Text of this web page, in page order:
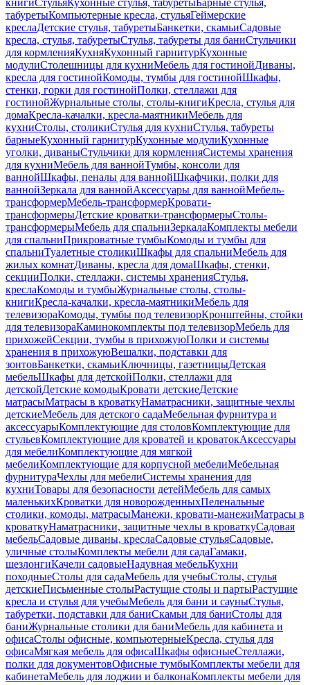
книгиСтульяКухонные стулья, табуретыБарные стулья,
табуретыКомпьютерные кресла, стульяГеймерские
креслаДетские стулья, табуретыБанкетки, скамьиСадовые
кресла, стулья, табуретыСтулья, табуреты для баниСтульчики
для кормленияКухняКухонный гарнитурКухонные
модулиСтолешницы для кухниМебель для гостинойДиваны,
кресла для гостинойКомоды, тумбы для гостинойШкафы,
стенки, горки для гостинойПолки, стеллажи для
гостинойЖурнальные столы, столы-книгиКресла, стулья для
домаКресла-качалки, кресла-маятникиМебель для
кухниСтолы, столикиСтулья для кухниСтулья, табуреты
барныеКухонный гарнитурКухонные модулиКухонные
уголки, диваныСтульчики для кормленияСистемы хранения
для кухниМебель для ваннойТумбы, консоли для
ваннойШкафы, пеналы для ваннойШкафчики, полки для
ваннойЗеркала для ваннойАксессуары для ваннойМебель-
трансформерМебель-трансформерКровати-
трансформерыДетские кроватки-трансформерыСтолы-
трансформерыМебель для спальниЗеркалаКомплекты мебели
для спальниПрикроватные тумбыКомоды и тумбы для
спальниТуалетные столикиШкафы для спальниМебель для
жилых комнатДиваны, кресла для домаШкафы, стенки,
секцииПолки, стеллажи, системы храненияСтулья,
креслаКомоды и тумбыЖурнальные столы, столы-
книгиКресла-качалки, кресла-маятникиМебель для
телевизораКомоды, тумбы под телевизорКронштейны, стойки
для телевизораКаминокомплекты под телевизорМебель для
прихожейСекции, тумбы в прихожуюПолки и системы
хранения в прихожуюВешалки, подставки для
зонтовБанкетки, скамьиКлючницы, газетницыДетская
мебельШкафы для детскойПолки, стеллажи для
детскойДетские комодыКровати детскиеДетские
матрасыМатрасы в кроваткуНаматрасники, защитные чехлы
детскиеМебель для детского садаМебельная фурнитура и
аксессуарыКомплектующие для столовКомплектующие для
стульевКомплектующие для кроватей и кроватокАксессуары
для мебелиКомплектующие для мягкой
мебелиКомплектующие для корпусной мебелиМебельная
фурнитураЧехлы для мебелиСистемы хранения для
кухниТовары для безопасности детейМебель для самых
маленькихКроватки для новорожденныхПеленальные
столики, комоды, матрасыМанежи, кровати-манежиМатрасы в
кроваткуНаматрасники, защитные чехлы в кроваткуСадовая
мебельСадовые диваны, креслаСадовые стульяСадовые,
уличные столыКомплекты мебели для садаГамаки,
шезлонгиКачели садовыеНадувная мебельКухни
походныеСтолы для садаМебель для учебыСтолы, стулья
детскиеПисьменные столыРастущие столы и партыРастущие
кресла и стулья для учебыМебель для бани и сауныСтулья,
табуретки, подставки для баниСкамьи для баниСтолы для
баниЖурнальные столики для баниМебель для кабинета и
офисаСтолы офисные, компьютерныеКресла, стулья для
офисаМягкая мебель для офисаШкафы офисныеСтеллажи,
полки для документовОфисные тумбыКомплекты мебели для
кабинетаМебель для лоджии и балконаКомплекты мебели для